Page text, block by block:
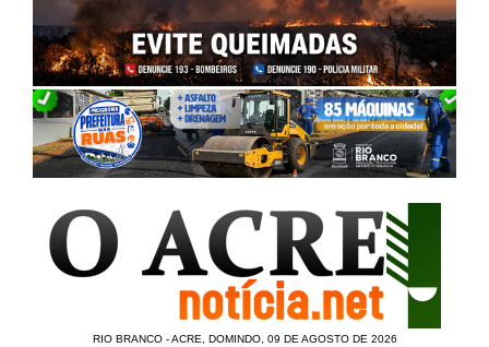
RIO BRANCO - ACRE, DOMINDO, 09 DE AGOSTO DE 2026